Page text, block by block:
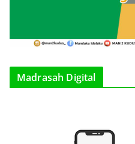
Madrasah Digital